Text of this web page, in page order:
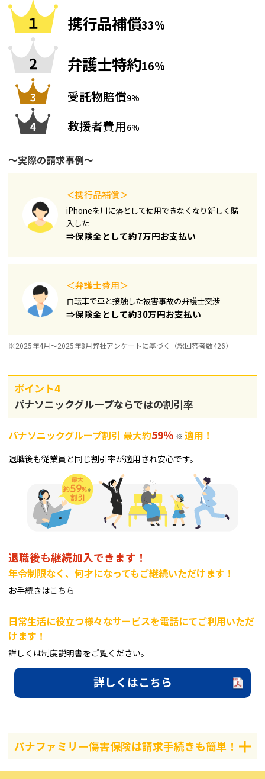
携行品補償33%
弁護士特約16%
受託物賠償9%
救援者費用6%
～実際の請求事例～
＜携行品補償＞
iPhoneを川に落として使用できなくなり新しく購
入した​
⇒保険金として約7万円お支払い
＜弁護士費用＞
自転車で車と接触した被害事故の弁護士交渉
⇒保険金として約30万円お支払い
※2025年4月～2025年8月弊社アンケートに基づく（総回答者数426）
ポイント4
パナソニックグループならではの割引率
パナソニックグループ割引 最大約59％ ※ 適用！
退職後も従業員と同じ割引率が適用され安心です。
退職後も継続加入できます！
年令制限なく、何才になってもご継続いただけます！
お手続きはこちら
日常生活に役立つ様々なサービスを電話にてご利用いただ
けます！
詳しくは制度説明書をご覧ください。
詳しくはこちら
パナファミリー傷害保険は請求手続きも簡単！